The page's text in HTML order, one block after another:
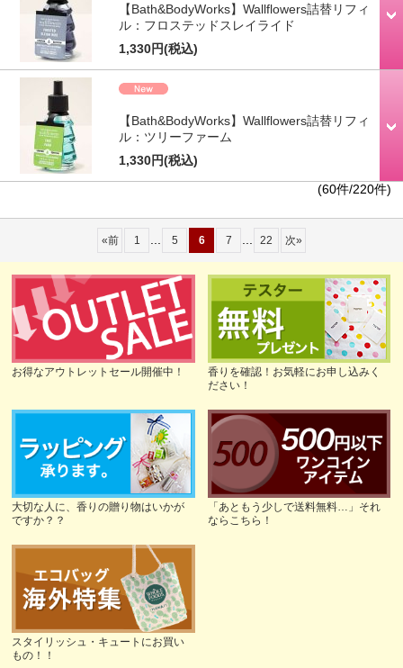
【Bath&BodyWorks】Wallflowers詰替リフィ
ル：フロステッドスレイライド
1,330円(税込)
【Bath&BodyWorks】Wallflowers詰替リフィ
ル：ツリーファーム
1,330円(税込)
(60件/220件)
«前 1 ... 5 6 7 ... 22 次»
お得なアウトレットセール開催中！
香りを確認！お気軽にお申し込みく
ださい！
大切な人に、香りの贈り物はいかが
ですか？？
「あともう少しで送料無料…」それ
ならこちら！
スタイリッシュ・キュートにお買い
もの！！